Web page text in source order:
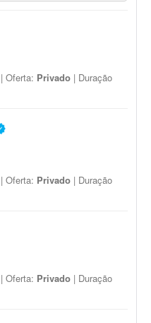
| Oferta: Privado | Duração
| Oferta: Privado | Duração
| Oferta: Privado | Duração